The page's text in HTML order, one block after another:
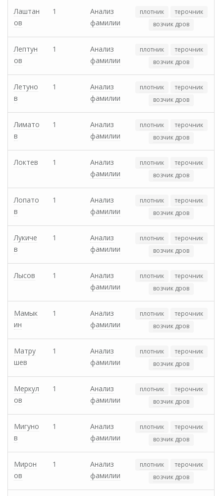
Лаштан
ов
1
Анализ
фамилии
плотник
терочник
возчик дров
Лептун
ов
1
Анализ
фамилии
плотник
терочник
возчик дров
Летуно
в
1
Анализ
фамилии
плотник
терочник
возчик дров
Лимато
в
1
Анализ
фамилии
плотник
терочник
возчик дров
Локтев 1
Анализ
фамилии
плотник
терочник
возчик дров
Лопато
в
1
Анализ
фамилии
плотник
терочник
возчик дров
Лукиче
в
1
Анализ
фамилии
плотник
терочник
возчик дров
Лысов 1
Анализ
фамилии
плотник
терочник
возчик дров
Мамык
ин
1
Анализ
фамилии
плотник
терочник
возчик дров
Матру
шев
1
Анализ
фамилии
плотник
терочник
возчик дров
Меркул
ов
1
Анализ
фамилии
плотник
терочник
возчик дров
Мигуно
в
1
Анализ
фамилии
плотник
терочник
возчик дров
Мирон
ов
1
Анализ
фамилии
плотник
терочник
возчик дров